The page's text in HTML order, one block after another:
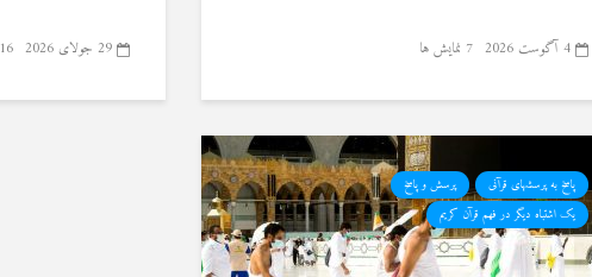
4 آگوست 2026 7 نمایش ها 29 جولای 2026 16 نمایش ها
پاسخ به پرسشهای قرآنی
پرسش و پاسخ
یک اشتباه دیگر در فهم قرآن کریم